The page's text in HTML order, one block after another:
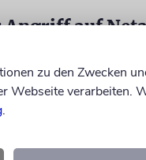
auf
zu den Zwecken
Webseite verarbeiten.
.